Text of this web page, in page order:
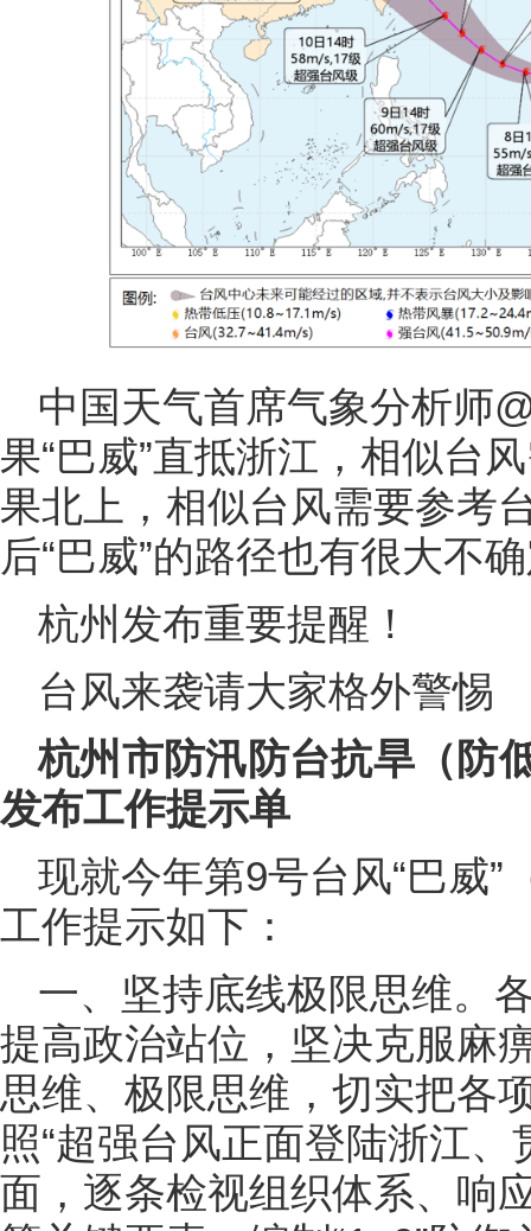
中国天气首席气象分析师
果“巴威”直抵浙江，相似台
果北上，相似台风需要参考
后“巴威”的路径也有很大不
杭州发布重要提醒！
台风来袭请大家格外警惕
杭州市防汛防台抗旱（防
发布工作提示单
现就今年第9号台风“巴威
工作提示如下：
一、坚持底线极限思维。
提高政治站位，坚决克服麻
思维、极限思维，切实把各
照“超强台风正面登陆浙江
面，逐条检视组织体系、响